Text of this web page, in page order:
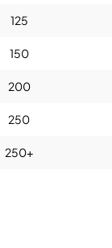
125
150
200
250
250+